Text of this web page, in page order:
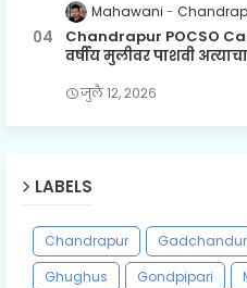
Mahawani
Chandrapur POCSO
वर्षीय मुलीवर पाशवी
जुलै १२, २०२६
LABELS
Chandrapur Gadchandur
Ghughus
Gondpipari